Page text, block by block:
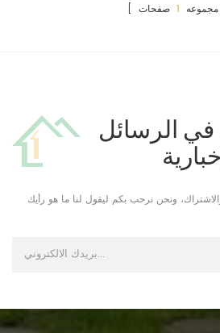
مجموعه 1
في الرسائل